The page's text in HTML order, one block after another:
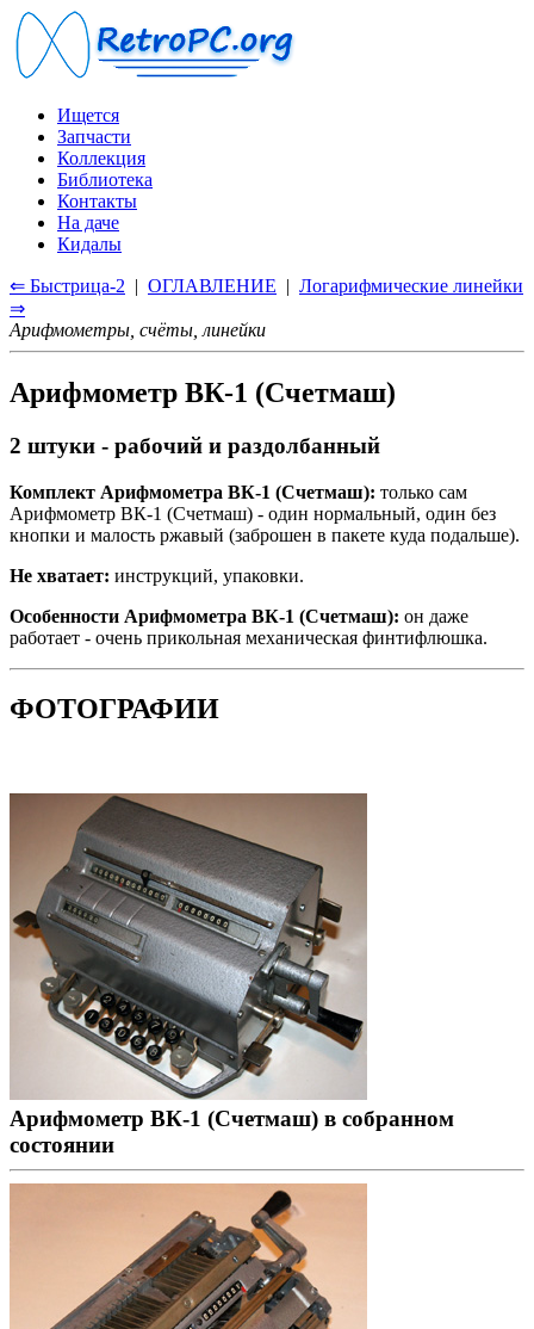
Ищется
Запчасти
Коллекция
Библиотека
Контакты
На даче
Кидалы
⇐ Быстрица-2 | ОГЛАВЛЕНИЕ | Логарифмические линейки
⇒
Арифмометры, счёты, линейки
Арифмометр ВК-1 (Счетмаш)
2 штуки - рабочий и раздолбанный
Комплект Арифмометра ВК-1 (Счетмаш): только сам
Арифмометр ВК-1 (Счетмаш) - один нормальный, один без
кнопки и малость ржавый (заброшен в пакете куда подальше).
Не хватает: инструкций, упаковки.
Особенности Арифмометра ВК-1 (Счетмаш): он даже
работает - очень прикольная механическая финтифлюшка.
ФОТОГРАФИИ
Арифмометр ВК-1 (Счетмаш) в собранном
состоянии